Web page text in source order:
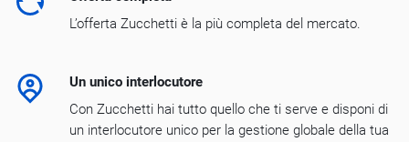
L’offerta Zucchetti è la più completa del mercato.
Un unico interlocutore
Con Zucchetti hai tutto quello che ti serve e disponi di
un interlocutore unico per la gestione globale della tua